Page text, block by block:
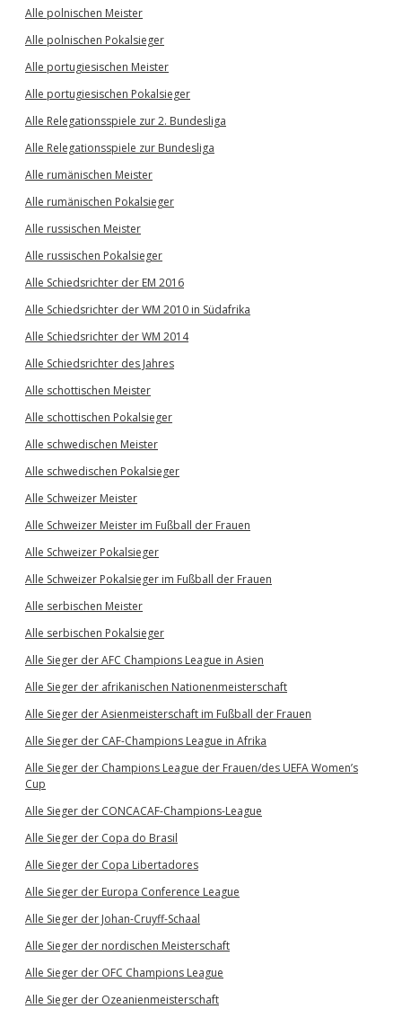
Alle polnischen Meister
Alle polnischen Pokalsieger
Alle portugiesischen Meister
Alle portugiesischen Pokalsieger
Alle Relegationsspiele zur 2. Bundesliga
Alle Relegationsspiele zur Bundesliga
Alle rumänischen Meister
Alle rumänischen Pokalsieger
Alle russischen Meister
Alle russischen Pokalsieger
Alle Schiedsrichter der EM 2016
Alle Schiedsrichter der WM 2010 in Südafrika
Alle Schiedsrichter der WM 2014
Alle Schiedsrichter des Jahres
Alle schottischen Meister
Alle schottischen Pokalsieger
Alle schwedischen Meister
Alle schwedischen Pokalsieger
Alle Schweizer Meister
Alle Schweizer Meister im Fußball der Frauen
Alle Schweizer Pokalsieger
Alle Schweizer Pokalsieger im Fußball der Frauen
Alle serbischen Meister
Alle serbischen Pokalsieger
Alle Sieger der AFC Champions League in Asien
Alle Sieger der afrikanischen Nationenmeisterschaft
Alle Sieger der Asienmeisterschaft im Fußball der Frauen
Alle Sieger der CAF-Champions League in Afrika
Alle Sieger der Champions League der Frauen/des UEFA Women’s
Cup
Alle Sieger der CONCACAF-Champions-League
Alle Sieger der Copa do Brasil
Alle Sieger der Copa Libertadores
Alle Sieger der Europa Conference League
Alle Sieger der Johan-Cruyff-Schaal
Alle Sieger der nordischen Meisterschaft
Alle Sieger der OFC Champions League
Alle Sieger der Ozeanienmeisterschaft